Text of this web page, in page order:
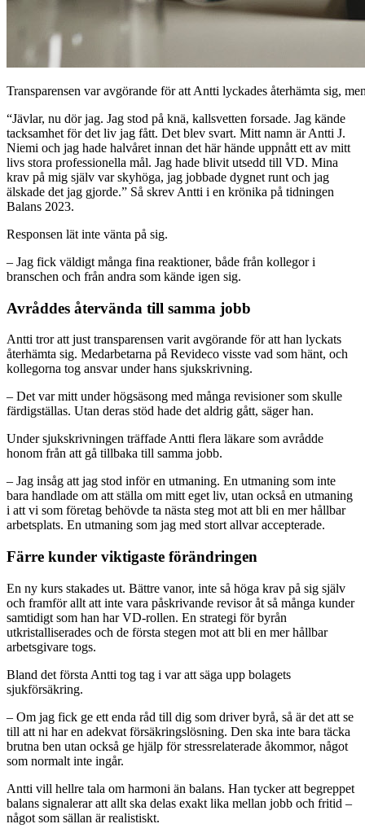
Transparensen var avgörande för att Antti lyckades återhämta sig,
“Jävlar, nu dör jag. Jag stod på knä, kallsvetten forsade. Jag kände
tacksamhet för det liv jag fått. Det blev svart. Mitt namn är Antti J.
Niemi och jag hade halvåret innan det här hände uppnått ett av mitt
livs stora professionella mål. Jag hade blivit utsedd till VD. Mina
krav på mig själv var skyhöga, jag jobbade dygnet runt och jag
älskade det jag gjorde.” Så skrev Antti i en krönika på tidningen
Balans 2023.
Responsen lät inte vänta på sig.
– Jag fick väldigt många fina reaktioner, både från kollegor i
branschen och från andra som kände igen sig.
Avråddes återvända till samma jobb
Antti tror att just transparensen varit avgörande för att han lyckats
återhämta sig. Medarbetarna på Revideco visste vad som hänt, och
kollegorna tog ansvar under hans sjukskrivning.
– Det var mitt under högsäsong med många revisioner som skulle
färdigställas. Utan deras stöd hade det aldrig gått, säger han.
Under sjukskrivningen träffade Antti flera läkare som avrådde
honom från att gå tillbaka till samma jobb.
– Jag insåg att jag stod inför en utmaning. En utmaning som inte
bara handlade om att ställa om mitt eget liv, utan också en utmaning
i att vi som företag behövde ta nästa steg mot att bli en mer hållbar
arbetsplats. En utmaning som jag med stort allvar accepterade.
Färre kunder viktigaste förändringen
En ny kurs stakades ut. Bättre vanor, inte så höga krav på sig själv
och framför allt att inte vara påskrivande revisor åt så många kunder
samtidigt som han har VD-rollen. En strategi för byrån
utkristalliserades och de första stegen mot att bli en mer hållbar
arbetsgivare togs.
Bland det första Antti tog tag i var att säga upp bolagets
sjukförsäkring.
– Om jag fick ge ett enda råd till dig som driver byrå, så är det att se
till att ni har en adekvat försäkringslösning. Den ska inte bara täcka
brutna ben utan också ge hjälp för stressrelaterade åkommor, något
som normalt inte ingår.
Antti vill hellre tala om harmoni än balans. Han tycker att begreppet
balans signalerar att allt ska delas exakt lika mellan jobb och fritid –
något som sällan är realistiskt.